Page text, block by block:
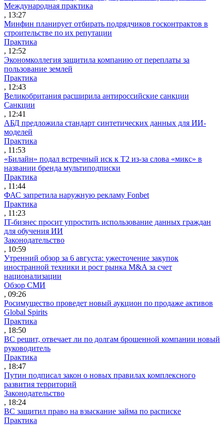
Международная практика
, 13:27
Минфин планирует отбирать подрядчиков госконтрактов в
строительстве по их репутации
Практика
, 12:52
Экономколлегия защитила компанию от переплаты за
пользование землей
Практика
, 12:43
Великобритания расширила антироссийские санкции
Санкции
, 12:41
АБД предложила стандарт синтетических данных для ИИ-
моделей
Практика
, 11:53
«Билайн» подал встречный иск к Т2 из-за слова «микс» в
названии бренда мультиподписки
Практика
, 11:44
ФАС запретила наружную рекламу Fonbet
Практика
, 11:23
IT-бизнес просит упростить использование данных граждан
для обучения ИИ
Законодательство
, 10:59
Утренний обзор за 6 августа: ужесточение закупок
иностранной техники и рост рынка M&A за счет
национализации
Обзор СМИ
, 09:26
Росимущество проведет новый аукцион по продаже активов
Global Spirits
Практика
, 18:50
ВС решит, отвечает ли по долгам брошенной компании новый
руководитель
Практика
, 18:47
Путин подписал закон о новых правилах комплексного
развития территорий
Законодательство
, 18:24
ВС защитил право на взыскание займа по расписке
Практика